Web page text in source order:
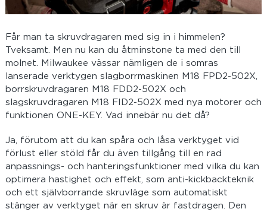
Får man ta skruvdragaren med sig in i himmelen?
Tveksamt. Men nu kan du åtminstone ta med den till
molnet. Milwaukee vässar nämligen de i somras
lanserade verktygen slagborrmaskinen M18 FPD2-502X,
borrskruvdragaren M18 FDD2-502X och
slagskruvdragaren M18 FID2-502X med nya motorer och
funktionen ONE-KEY. Vad innebär nu det då?
Ja, förutom att du kan spåra och låsa verktyget vid
förlust eller stöld får du även tillgång till en rad
anpassnings- och hanteringsfunktioner med vilka du kan
optimera hastighet och effekt, som anti-kickbackteknik
och ett självborrande skruvläge som automatiskt
stänger av verktyget när en skruv är fastdragen. Den